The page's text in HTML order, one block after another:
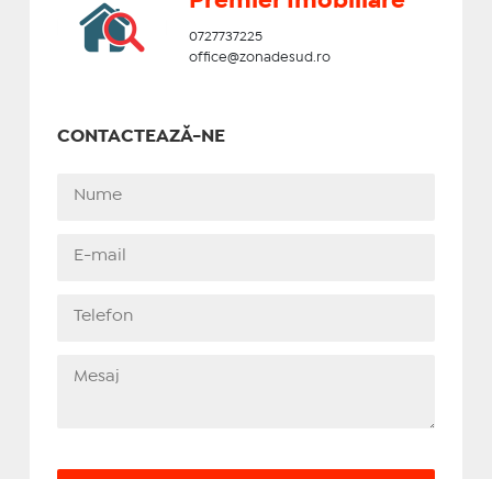
0727737225
office@zonadesud.ro
CONTACTEAZĂ-NE